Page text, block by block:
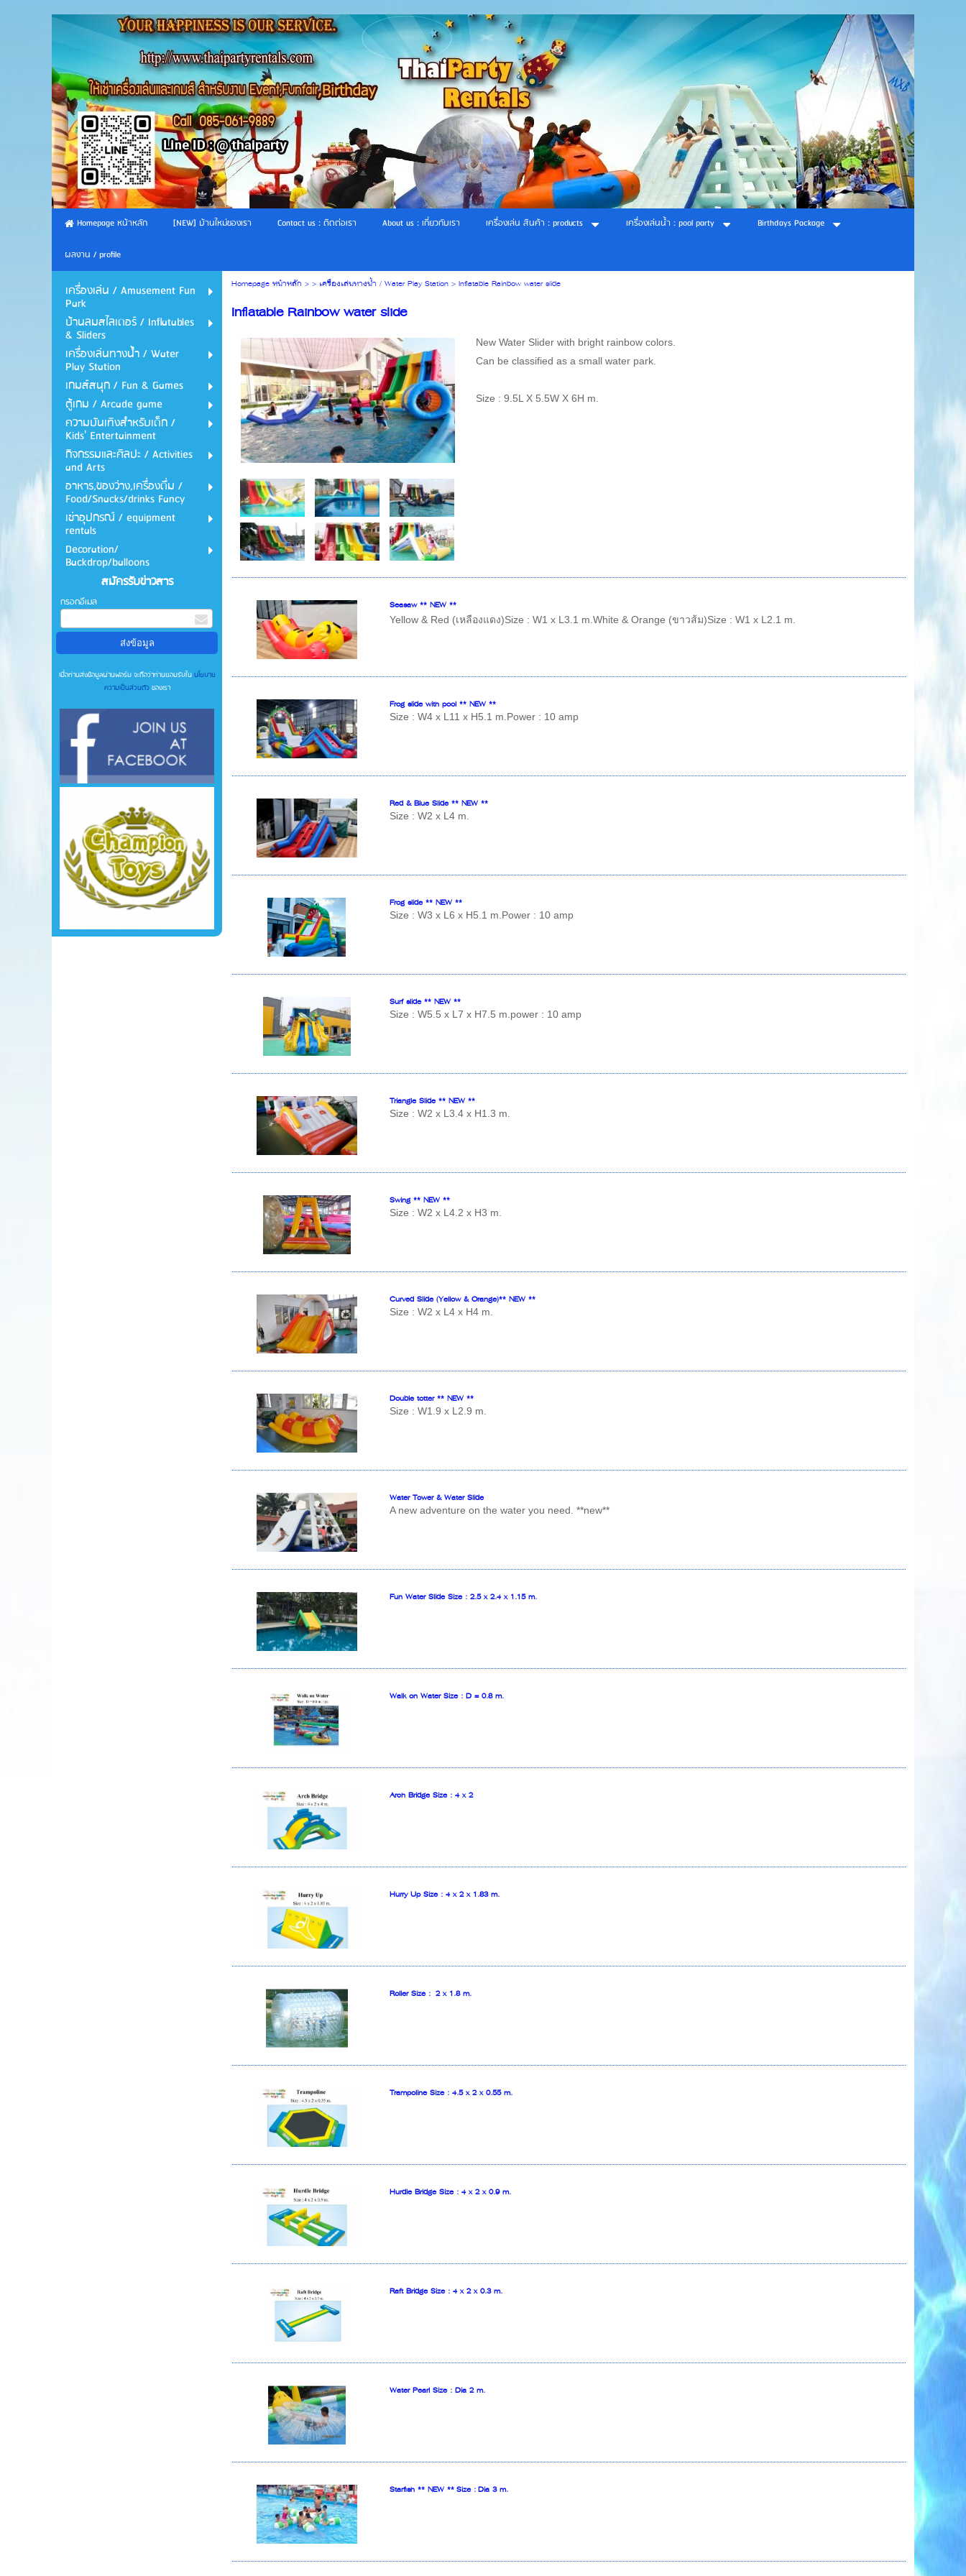
Homepage หน้าหลัก [NEW] บ้านใหม่ของเรา Contact us : ติดต่อเรา About us : เกี่ยวกับเรา เครื่องเล่น สินค้า : products เครื่องเล่นน้ำ : pool party Birthdays Package
ผลงาน / profile
เครื่องเล่น / Amusement Fun
Park
บ้านลมสไลเดอร์ / Inflatables
& Sliders
เครื่องเล่นทางน้ำ / Water
Play Station
เกมส์สนุก / Fun & Games
ตู้เกม / Arcade game
ความบันเทิงสำหรับเด็ก /
Kids' Entertainment
กิจกรรมและศิลปะ / Activities
and Arts
อาหาร,ของว่าง,เครื่องดื่ม /
Food/Snacks/drinks Fancy
เช่าอุปกรณ์ / equipment
rentals
Decoration/
Backdrop/balloons
สมัครรับข่าวสาร
กรอกอีเมล
เมื่อท่านส่งข้อมูลผ่านฟอร์ม จะถือว่าท่านยอมรับในนโยบาย
ความเป็นส่วนตัว ของเรา
Homepage หน้าหลัก > > เครื่องเล่นทางน้ำ / Water Play Station> Inflatable Rainbow water slide
Inflatable Rainbow water slide
New Water Slider with bright rainbow colors
Can be classified as a small water park
Size : 9.5L X 5.5W X 6H m.
Seasaw ** NEW **
Yellow & Red (เหลืองแดง)Size : W1 x L3.1 m.White & Orange (ขาวส้ม)Size : W1 x L2.1 m.
Frog slide with pool ** NEW **
Size : W4 x L11 x H5.1 m.Power : 10 amp
Red & Blue Slide ** NEW **
Size : W2 x L4 m.
Frog slide ** NEW **
Size : W3 x L6 x H5.1 m.Power : 10 amp
Surf slide ** NEW **
Size : W5.5 x L7 x H7.5 m.power : 10 amp
Triangle Slide ** NEW **
Size : W2 x L3.4 x H1.3 m.
Swing ** NEW **
Size : W2 x L4.2 x H3 m.
Curved Slide (Yellow & Orange)** NEW **
Size : W2 x L4 x H4 m.
Double totter ** NEW **
Size : W1.9 x L2.9 m.
Water Tower & Water Slide
A new adventure on the water you need. **new**
Fun Water Slide Size : 2.5 x 2.4 x 1.15 m.
Walk on Water Size : D = 0.8 m.
Arch Bridge Size : 4 x 2
Hurry Up Size : 4 x 2 x 1.83 m.
Roller Size : 2 x 1.8 m.
Trampoline Size : 4.5 x 2 x 0.55 m.
Hurdle Bridge Size : 4 x 2 x 0.9 m.
Raft Bridge Size : 4 x 2 x 0.3 m.
Water Pearl Size : Dia 2 m.
Starfish ** NEW ** Size : Dia 3 m.